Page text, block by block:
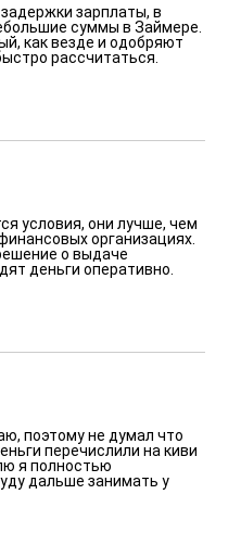
зарплаты, в
суммы в Займере.
как везде и одобряют
рассчитаться.
условия, они лучше, чем
организациях.
о выдаче
деньги оперативно.
поэтому не думал что
перечислили на киви
я полностью
дальше занимать у